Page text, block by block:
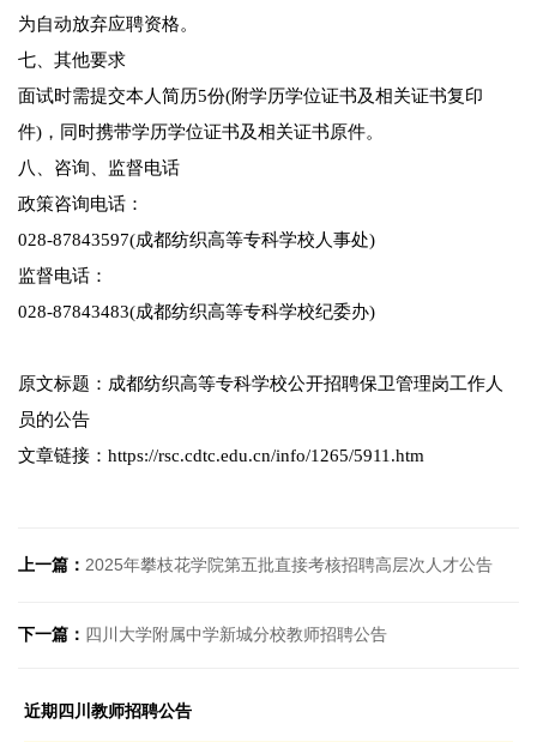
为自动放弃应聘资格。
七、其他要求
面试时需提交本人简历5份(附学历学位证书及相关证书复印
件)，同时携带学历学位证书及相关证书原件。
八、咨询、监督电话
政策咨询电话：
028-87843597(成都纺织高等专科学校人事处)
监督电话：
028-87843483(成都纺织高等专科学校纪委办)
原文标题：成都纺织高等专科学校公开招聘保卫管理岗工作人
员的公告
文章链接：https://rsc.cdtc.edu.cn/info/1265/5911.htm
上一篇： 2025年攀枝花学院第五批直接考核招聘高层次人才公告
下一篇： 四川大学附属中学新城分校教师招聘公告
近期四川教师招聘公告